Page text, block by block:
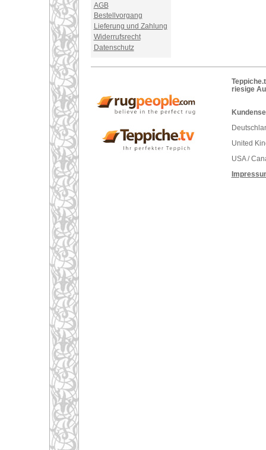
AGB
Bestellvorgang
Lieferung und Zahlung
Widerrufsrecht
Datenschutz
riesige
United
USA /